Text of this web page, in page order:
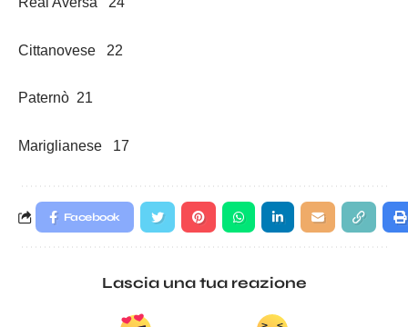
Cittanovese 22
Paternò 21
Mariglianese 17
Facebook
Lascia una tua reazione